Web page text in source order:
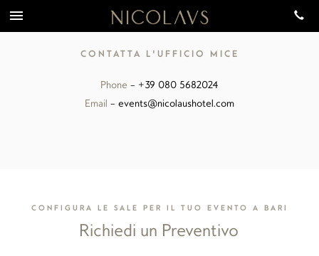
CONTATTA L'UFFICIO MICE
Phone — +39 080 5682024
Email — events@nicolaushotel.com
CONFIGURA LE SALE PER IL TUO EVENTO A BARI
Richiedi un Preventivo